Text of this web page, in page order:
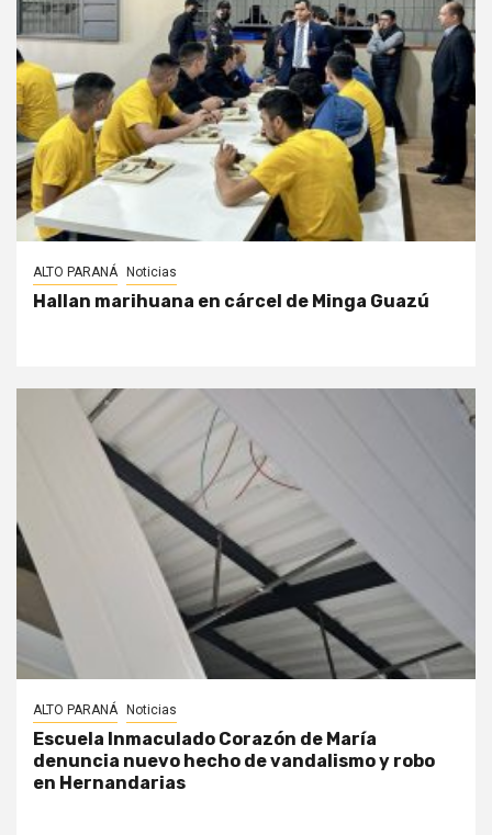
ALTO PARANÁ Noticias
Hallan marihuana en cárcel de Minga Guazú
ALTO PARANÁ Noticias
Escuela Inmaculado Corazón de María
denuncia nuevo hecho de vandalismo y robo
en Hernandarias